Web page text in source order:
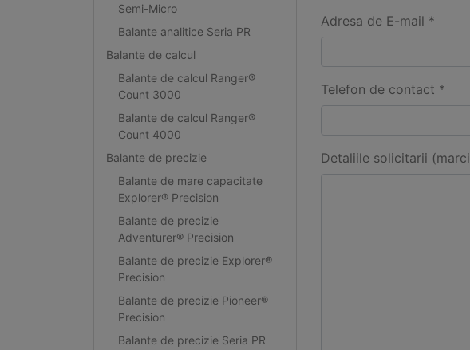
Semi-Micro
Balante analitice Seria PR
Balante de calcul
Balante de calcul Ranger®
Count 3000
Balante de calcul Ranger®
Count 4000
Balante de precizie
Balante de mare capacitate
Explorer® Precision
Balante de precizie
Adventurer® Precision
Balante de precizie Explorer®
Precision
Balante de precizie Pioneer®
Precision
Balante de precizie Seria PR
Adresa de E-mail *
Telefon de contact *
Detaliile solicitarii